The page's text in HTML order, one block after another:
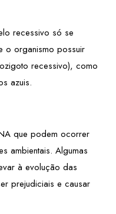
recessivo só se
o organismo possuir
recessivo), como
azuis.
que podem ocorrer
ambientais. Algumas
à evolução das
prejudiciais e causar